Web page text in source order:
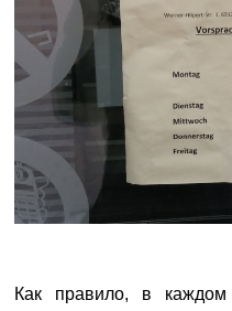
Как правило, в каждом